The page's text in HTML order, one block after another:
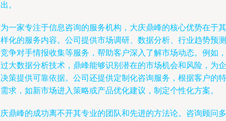
。
一家专注于信息咨询的服务机构，大庆鼎峰的核心优势在于其
化的服务内容。公司提供市场调研、数据分析、行业趋势预测
争对手情报收集等服务，帮助客户深入了解市场动态。例如，
大数据分析技术，鼎峰能够识别潜在的市场机会和风险，为企
策提供可靠依据。公司还提供定制化咨询服务，根据客户的特
求，如新市场进入策略或产品优化建议，制定个性化方案。
鼎峰的成功离不开其专业的团队和先进的方法论。咨询顾问多